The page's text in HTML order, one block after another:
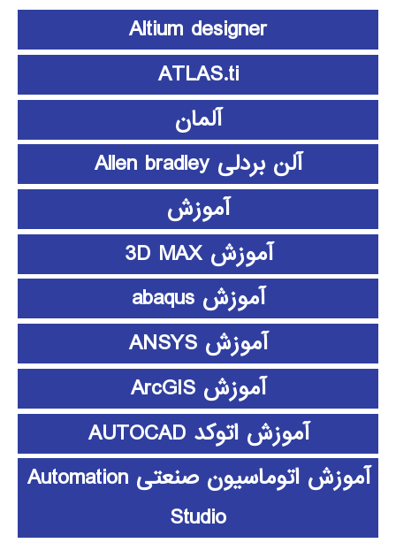
Altium designer
ATLAS.ti
آلمان
آلن بردلی Allen bradley
آموزش
آموزش 3D MAX
آموزش abaqus
آموزش ANSYS
آموزش ArcGIS
آموزش اتوکد AUTOCAD
آموزش اتوماسیون صنعتی Automation
Studio